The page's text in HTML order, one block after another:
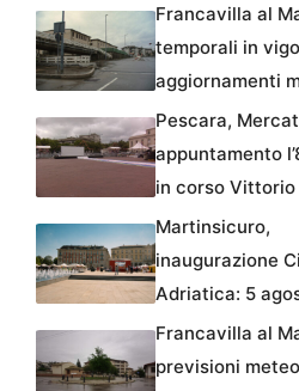
Francavilla al
temporali in
aggiornamenti
Pescara,
appuntamento
in corso Vittorio
Martinsicuro,
inaugurazione
Adriatica: 5
Francavilla al
previsioni